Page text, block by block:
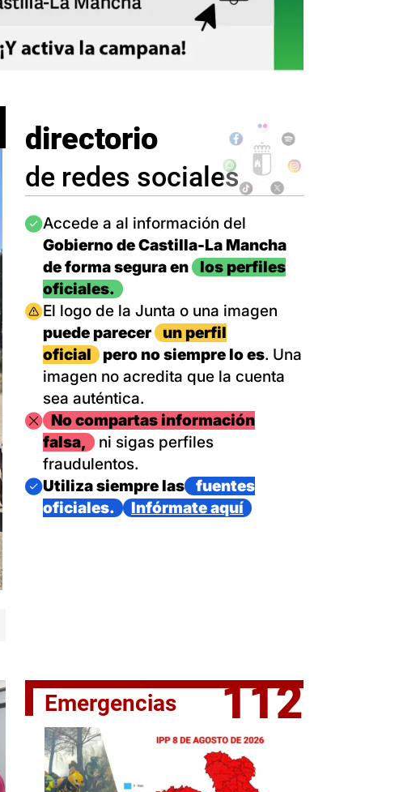
II Vuelta Ciclista CLM LEADER
directorio
de redes sociales
Imagen
Accede a al información del
Gobierno de Castilla-La Mancha
de forma segura en
los perfiles
oficiales.
Imagen
El logo de la Junta o una imagen
puede parecer
un perfil
oficial
pero no siempre lo es. Una
imagen no acredita que la cuenta
sea auténtica.
ImagenNo compartas información
falsa,
ni sigas perfiles
fraudulentos.
Imagen
Utiliza siempre las
fuentes
oficiales.
Infórmate aquí
Emergencias 112